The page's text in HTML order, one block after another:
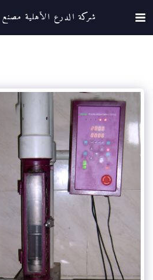
شركة الدرع الأهلية مصنع